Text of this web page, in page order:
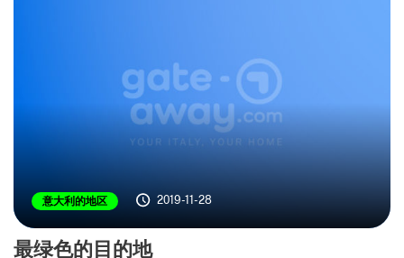
意大利的地区 2019-11-28
最绿色的目的地